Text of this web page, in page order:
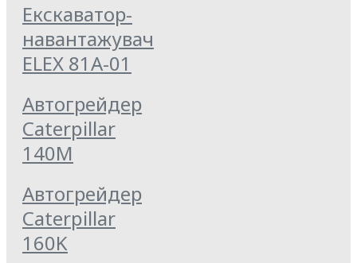
Екскаватор-
навантажувач
ELEX 81А-01
Автогрейдер
Caterpillar
140M
Автогрейдер
Caterpillar
160K